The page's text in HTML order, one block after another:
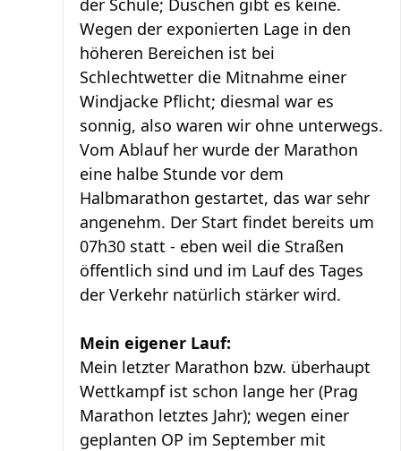
der Schule; Duschen gibt es keine.
Wegen der exponierten Lage in den
höheren Bereichen ist bei
Schlechtwetter die Mitnahme einer
Windjacke Pflicht; diesmal war es
sonnig, also waren wir ohne unterwegs.
Vom Ablauf her wurde der Marathon
eine halbe Stunde vor dem
Halbmarathon gestartet, das war sehr
angenehm. Der Start findet bereits um
07h30 statt - eben weil die Straßen
öffentlich sind und im Lauf des Tages
der Verkehr natürlich stärker wird.
Mein eigener Lauf:
Mein letzter Marathon bzw. überhaupt
Wettkampf ist schon lange her (Prag
Marathon letztes Jahr); wegen einer
geplanten OP im September mit